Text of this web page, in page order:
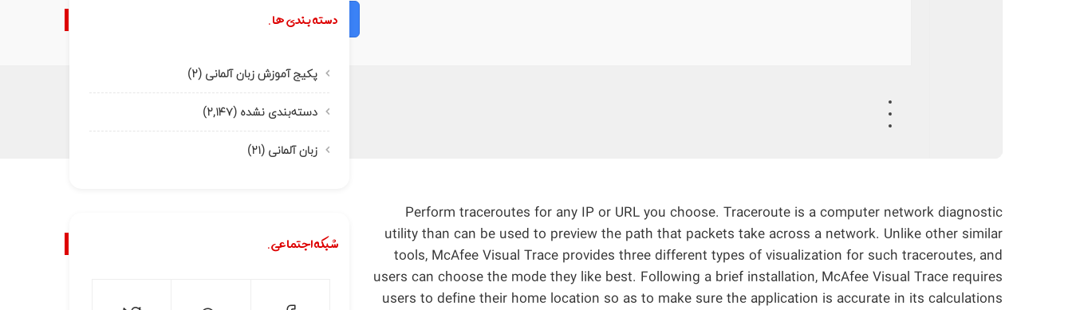
Verify
Perform traceroutes for any IP or URL you choose. Traceroute is a computer network diagnostic
utility than can be used to preview the path that packets take across a network. Unlike other similar
tools, McAfee Visual Trace provides three different types of visualization for such traceroutes, and
users can choose the mode they like best. Following a brief installation, McAfee Visual Trace requires
users to define their home location so as to make sure the application is accurate in its calculations
دسته بندی ها.
پکیج آموزش زبان آلمانی (۲)
دسته‌بندی نشده (۲,۱۴۷)
زبان آلمانی (۲۱)
شبکه اجتماعی.